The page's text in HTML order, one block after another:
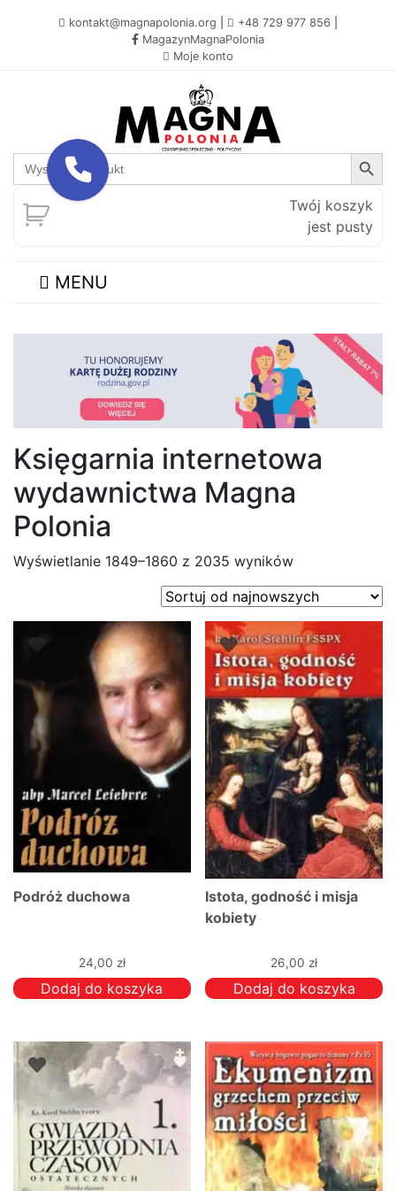
kontakt@magnapolonia.org +48 729 977 856
MagazynMagnaPolonia
Moje konto
Search
for:
Search Button
Twój koszyk
jest pusty
MENU
Księgarnia internetowa
wydawnictwa Magna
Polonia
Wyświetlanie 1849–1860 z 2035 wynikówPosortowane
według
najnowszych
Podróż duchowa
24,00 zł
Dodaj do koszyka
Istota, godność i misja
kobiety
26,00 zł
Dodaj do koszyka